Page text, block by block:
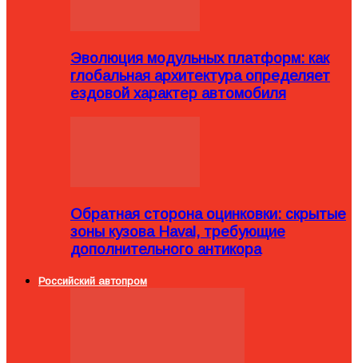
Эволюция модульных платформ: как
глобальная архитектура определяет
ездовой характер автомобиля
Обратная сторона оцинковки: скрытые
зоны кузова Haval, требующие
дополнительного антикора
Российский автопром